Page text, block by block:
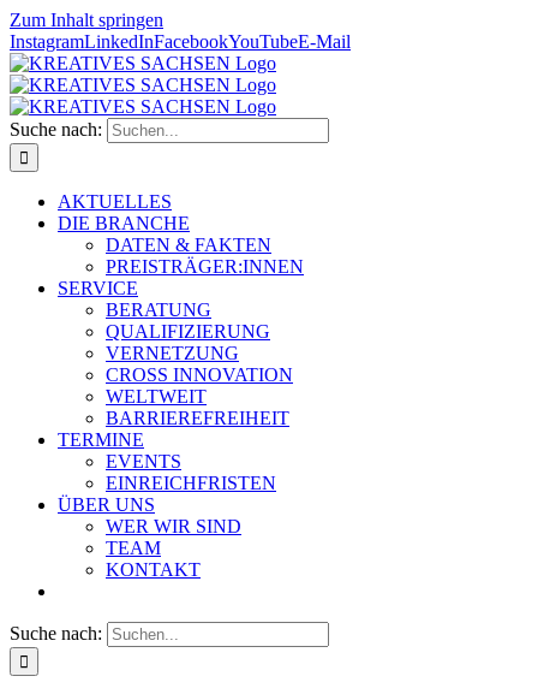
Zum Inhalt springen
InstagramLinkedInFacebookYouTubeE-Mail
Suche nach:
AKTUELLES
DIE BRANCHE
DATEN & FAKTEN
PREISTRÄGER:INNEN
SERVICE
BERATUNG
QUALIFIZIERUNG
VERNETZUNG
CROSS INNOVATION
WELTWEIT
BARRIEREFREIHEIT
TERMINE
EVENTS
EINREICHFRISTEN
ÜBER UNS
WER WIR SIND
TEAM
KONTAKT
Suche nach: